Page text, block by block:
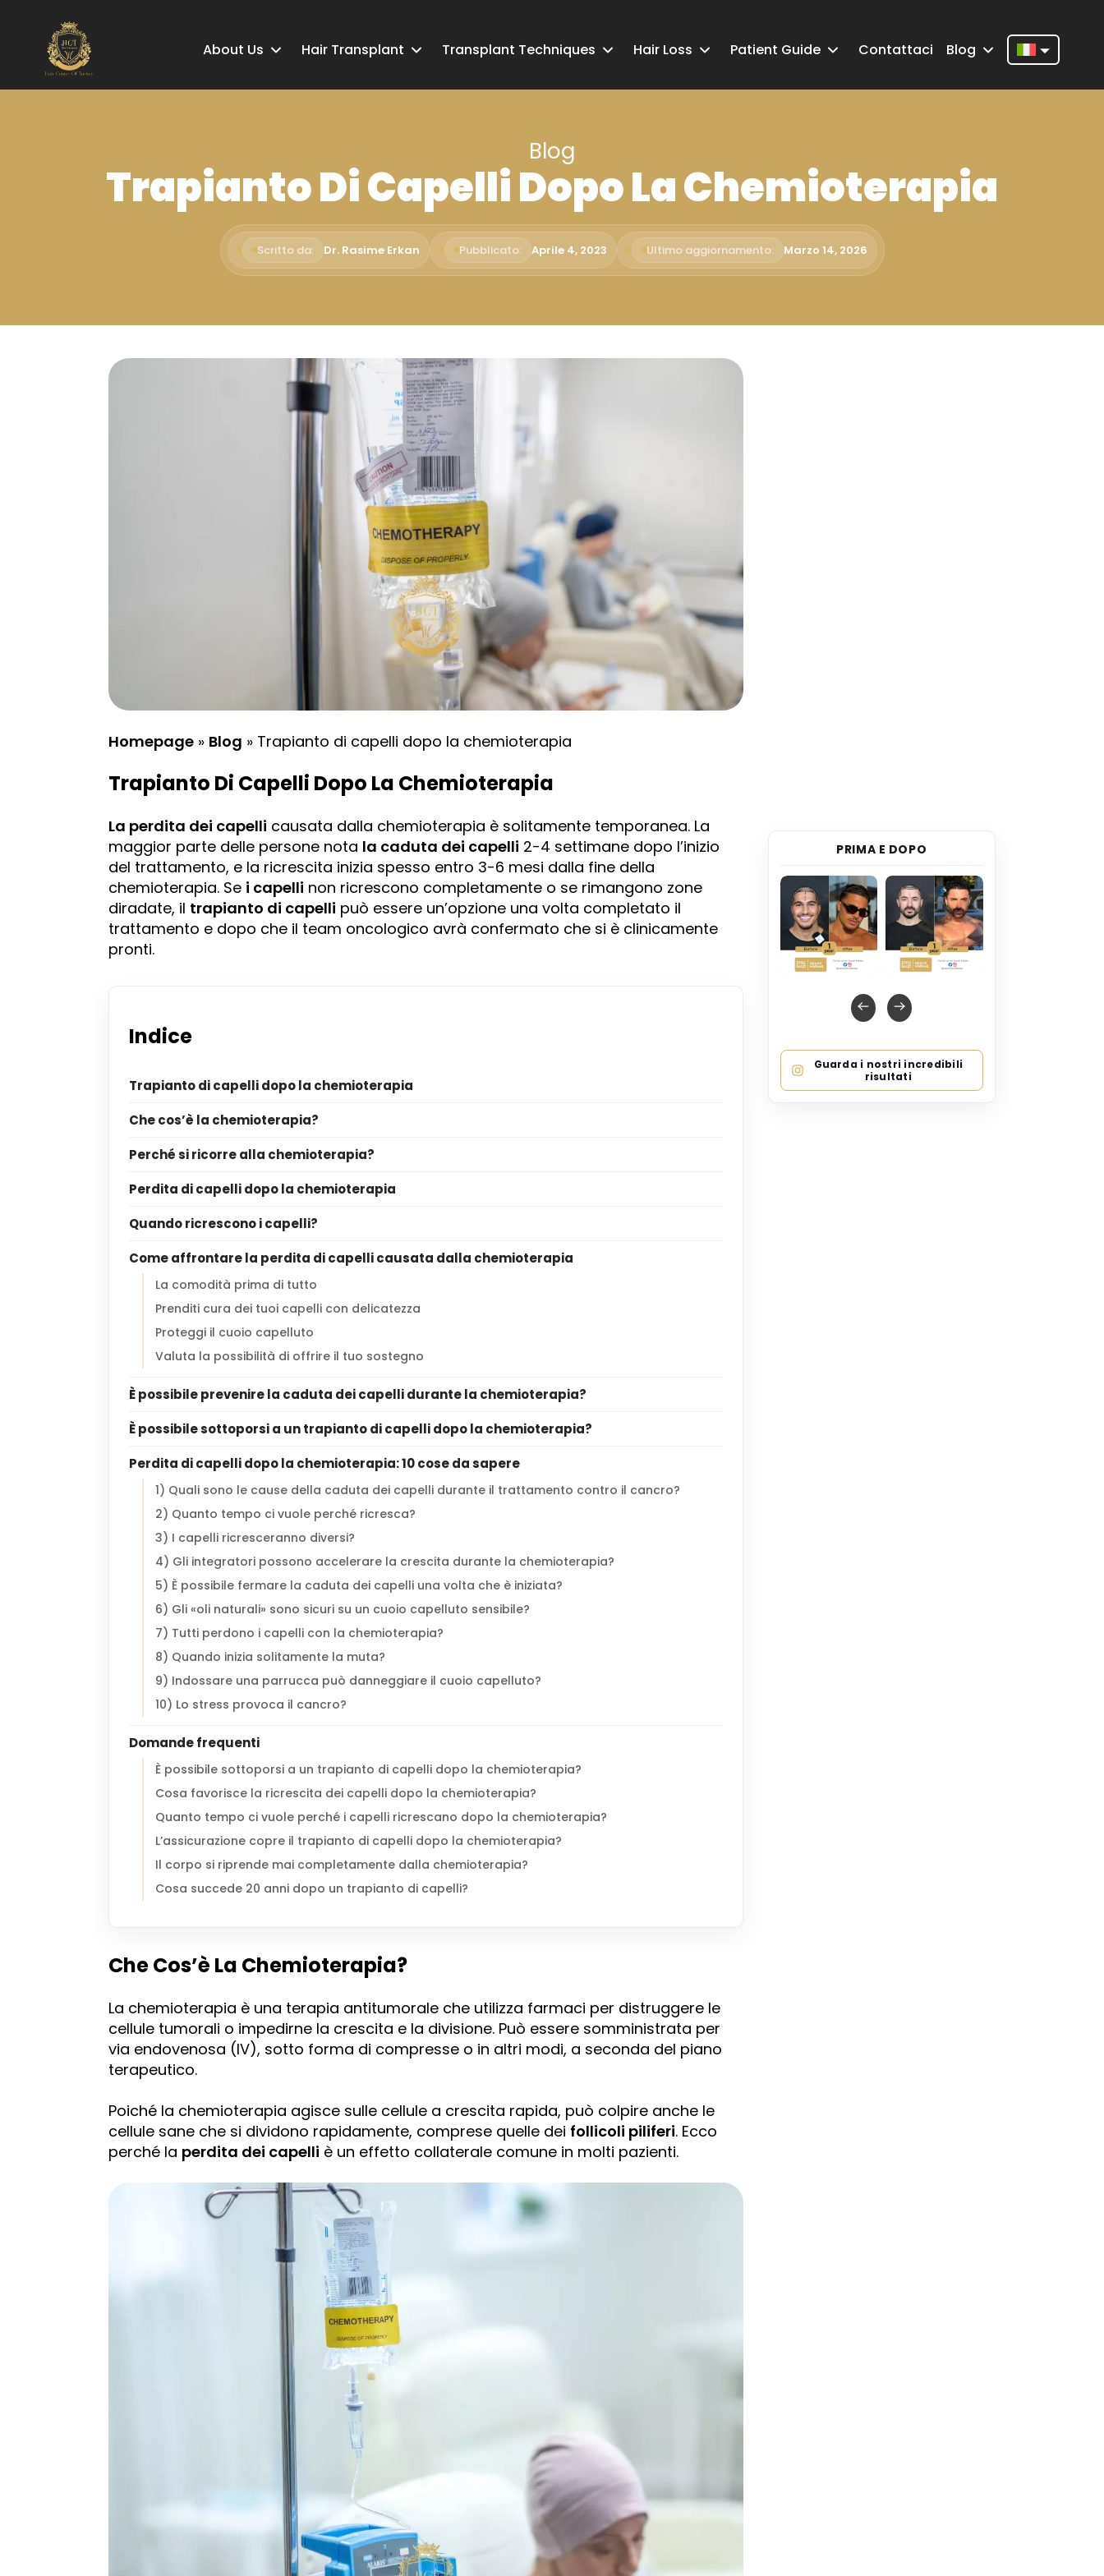
About Us Hair Transplant Transplant Techniques Hair Loss Patient Guide Contattaci
Blog
Blog
Trapianto Di Capelli Dopo La Chemioterapia
Scritto da: Dr. Rasime Erkan Pubblicato: Aprile 4, 2023 Ultimo aggiornamento: Marzo 14, 2026
Homepage » Blog » Trapianto di capelli dopo la chemioterapia
Trapianto Di Capelli Dopo La Chemioterapia
La perdita dei capelli causata dalla chemioterapia è solitamente temporanea. La
maggior parte delle persone nota la caduta dei capelli 2-4 settimane dopo l’inizio
del trattamento, e la ricrescita inizia spesso entro 3-6 mesi dalla fine della
chemioterapia. Se i capelli non ricrescono completamente o se rimangono zone
diradate, il trapianto di capelli può essere un’opzione una volta completato il
trattamento e dopo che il team oncologico avrà confermato che si è clinicamente
pronti.
Indice
Trapianto di capelli dopo la chemioterapia
Che cos’è la chemioterapia?
Perché si ricorre alla chemioterapia?
Perdita di capelli dopo la chemioterapia
Quando ricrescono i capelli?
Come affrontare la perdita di capelli causata dalla chemioterapia
La comodità prima di tutto
Prenditi cura dei tuoi capelli con delicatezza
Proteggi il cuoio capelluto
Valuta la possibilità di offrire il tuo sostegno
È possibile prevenire la caduta dei capelli durante la chemioterapia?
È possibile sottoporsi a un trapianto di capelli dopo la chemioterapia?
Perdita di capelli dopo la chemioterapia: 10 cose da sapere
1) Quali sono le cause della caduta dei capelli durante il trattamento contro il cancro?
2) Quanto tempo ci vuole perché ricresca?
3) I capelli ricresceranno diversi?
4) Gli integratori possono accelerare la crescita durante la chemioterapia?
5) È possibile fermare la caduta dei capelli una volta che è iniziata?
6) Gli «oli naturali» sono sicuri su un cuoio capelluto sensibile?
7) Tutti perdono i capelli con la chemioterapia?
8) Quando inizia solitamente la muta?
9) Indossare una parrucca può danneggiare il cuoio capelluto?
10) Lo stress provoca il cancro?
Domande frequenti
È possibile sottoporsi a un trapianto di capelli dopo la chemioterapia?
Cosa favorisce la ricrescita dei capelli dopo la chemioterapia?
Quanto tempo ci vuole perché i capelli ricrescano dopo la chemioterapia?
L’assicurazione copre il trapianto di capelli dopo la chemioterapia?
Il corpo si riprende mai completamente dalla chemioterapia?
Cosa succede 20 anni dopo un trapianto di capelli?
Che Cos’è La Chemioterapia?
La chemioterapia è una terapia antitumorale che utilizza farmaci per distruggere le
cellule tumorali o impedirne la crescita e la divisione. Può essere somministrata per
via endovenosa (IV), sotto forma di compresse o in altri modi, a seconda del piano
terapeutico.
Poiché la chemioterapia agisce sulle cellule a crescita rapida, può colpire anche le
cellule sane che si dividono rapidamente, comprese quelle dei follicoli piliferi. Ecco
perché la perdita dei capelli è un effetto collaterale comune in molti pazienti.
PRIMA E DOPO
Guarda i nostri incredibili
risultati